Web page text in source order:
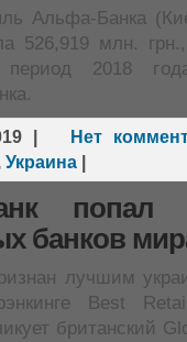
Альфа-Банка
526,919 млн.
период 2018
Нет
Украина|
банков
лучшим
Best
британский